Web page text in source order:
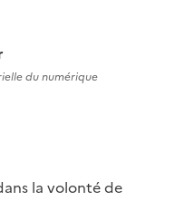
du numérique
la volonté de